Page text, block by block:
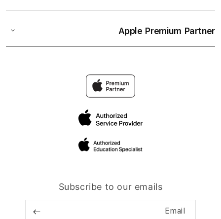
Apple Premium Partner
Subscribe to our emails
Email